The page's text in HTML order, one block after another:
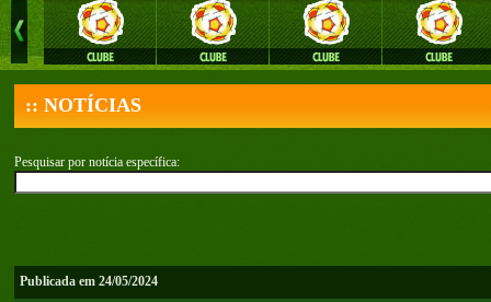
:: NOTÍCIAS
Pesquisar por notícia específica:
Publicada em 24/05/2024